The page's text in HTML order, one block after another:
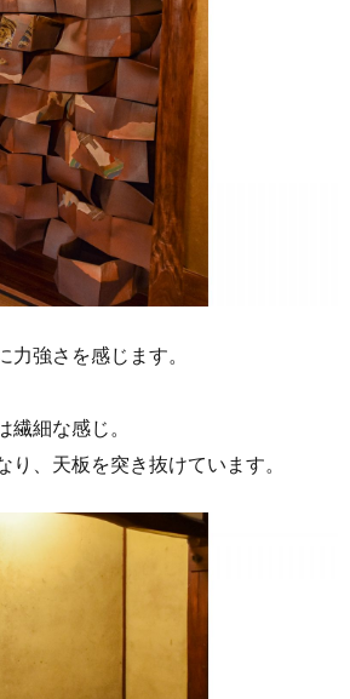
強さを感じます。
細な感じ。
、天板を突き抜けています。